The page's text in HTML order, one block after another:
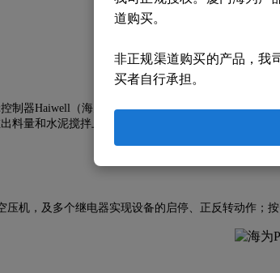
制器Haiwell（海为）T系列PLC 和称重模块H01WG
料量和水泥搅拌上做到精确和控制。
机，及多个继电器实现设备的启停、正反转动作；
道购买。
非正规渠道购买的产品，我
买者自行承担。